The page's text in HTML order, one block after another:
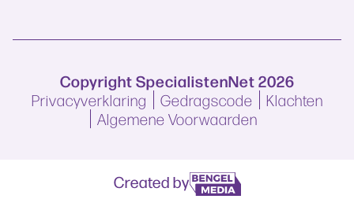
Copyright SpecialistenNet 2026
Privacyverklaring Gedragscode
Klachten
Algemene Voorwaarden
Created by